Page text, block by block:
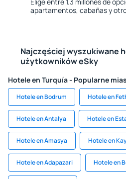
apartamentos, cabañas y
Najczęściej wyszukiwane
użytkowników eSky
Hotele en Turquía - Popularne
Hotele en Bodrum Hotele en
Hotele en Antalya Hotele en
Hotele en Amasya Hotele en
Hotele en Adapazari Hotele en